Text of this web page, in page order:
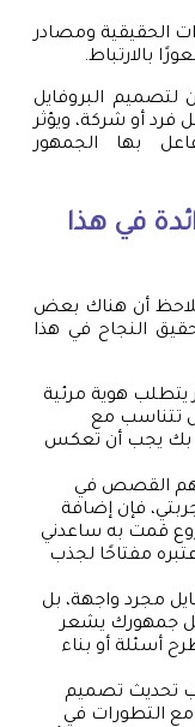
الحقيقية ومصادر
بالارتباط.
البروفايل
فرد أو شركة، ويؤثر
بها الجمهور
في هذا
نلاحظ أن هناك بعض
النجاح في هذا
يتطلب هوية مرئية
تتناسب مع
بك يجب أن تعكس
القصص في
فإن إضافة
قمت به ساعدني
مفتاحًا لجذب
مجرد واجهة، بل
جمهورك يشعر
أسئلة أو بناء
تحديث تصميم
مع التطورات في